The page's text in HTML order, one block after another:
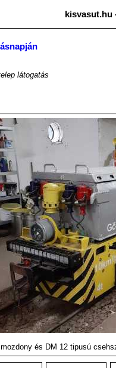
kisvasut.hu
látogatás
és DM 12 tipusú